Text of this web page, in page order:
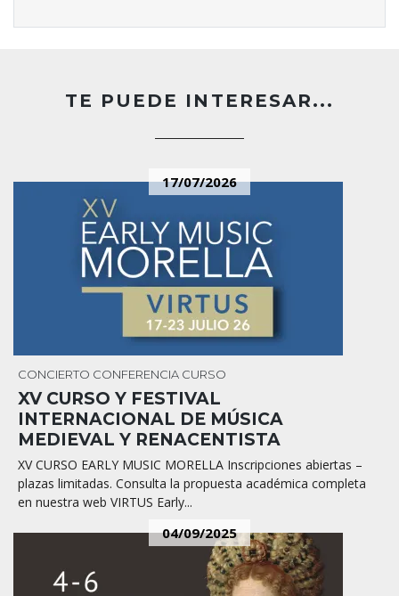
TE PUEDE INTERESAR...
17/07/2026
CONCIERTO CONFERENCIA CURSO
XV CURSO Y FESTIVAL
INTERNACIONAL DE MÚSICA
MEDIEVAL Y RENACENTISTA
XV CURSO EARLY MUSIC MORELLA Inscripciones abiertas –
plazas limitadas. Consulta la propuesta académica completa
en nuestra web VIRTUS Early...
04/09/2025